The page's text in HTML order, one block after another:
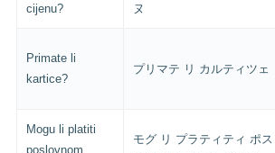
cijenu?
ヌ
Primate li
kartice?
プリマテ リ カルティツェ
Mogu li platiti
poslovnom
モグ リ プラティティ ポス